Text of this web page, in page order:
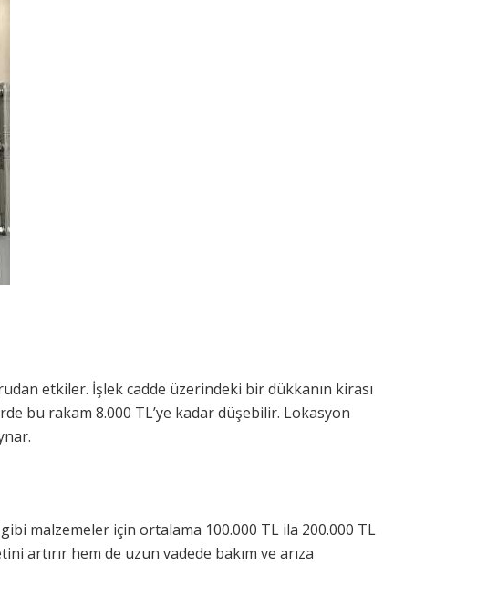
etkiler. İşlek cadde üzerindeki bir dükkanın kirası
bu rakam 8.000 TL’ye kadar düşebilir. Lokasyon
malzemeler için ortalama 100.000 TL ila 200.000 TL
artırır hem de uzun vadede bakım ve arıza